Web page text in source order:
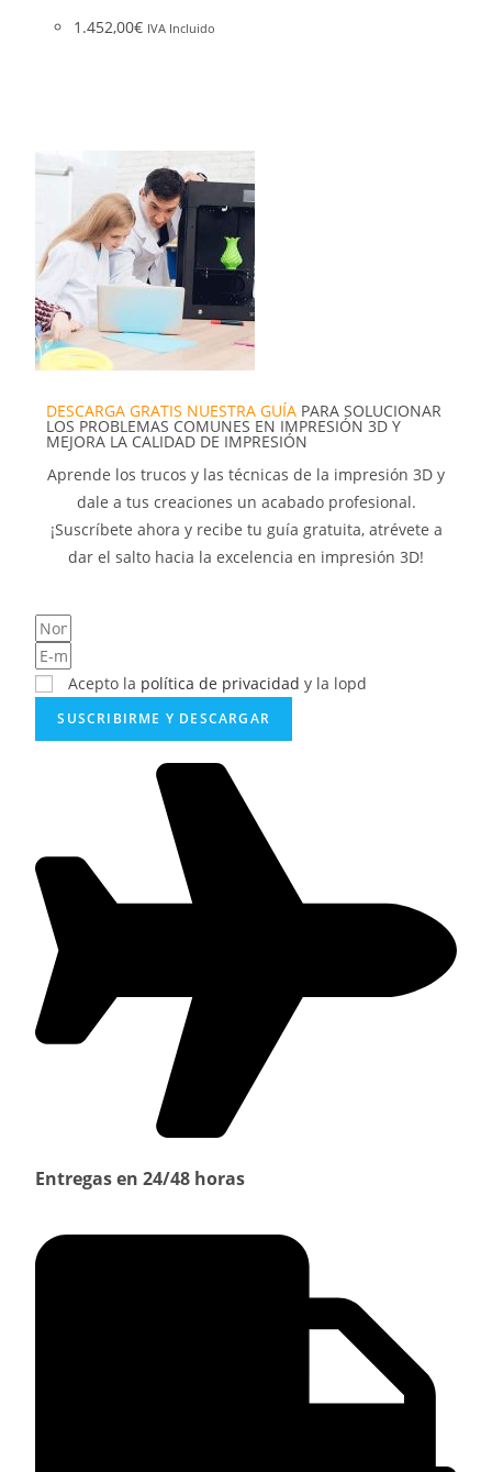
1.452,00€ IVA Incluido
DESCARGA GRATIS NUESTRA GUÍA PARA SOLUCIONAR
LOS PROBLEMAS COMUNES EN IMPRESIÓN 3D Y
MEJORA LA CALIDAD DE IMPRESIÓN
Aprende los trucos y las técnicas de la impresión 3D y
dale a tus creaciones un acabado profesional.
¡Suscríbete ahora y recibe tu guía gratuita, atrévete a
dar el salto hacia la excelencia en impresión 3D!
Acepto la política de privacidad y la lopd
SUSCRIBIRME Y DESCARGAR
Entregas en 24/48 horas